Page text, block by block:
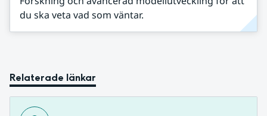
du ska veta vad som väntar.
Relaterade länkar